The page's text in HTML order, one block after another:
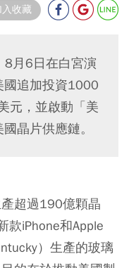
入收藏
8月6日在白宮演
國追加投資1000
元，並啟動「美
晶片供應鏈。
超過190億顆晶
款iPhone和Apple
）生產的玻璃